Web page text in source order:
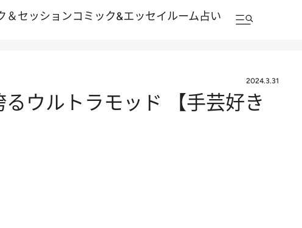
＆セッションコミック&エッセイルーム占い
2024.3.31
ウルトラモッド 【手芸好き